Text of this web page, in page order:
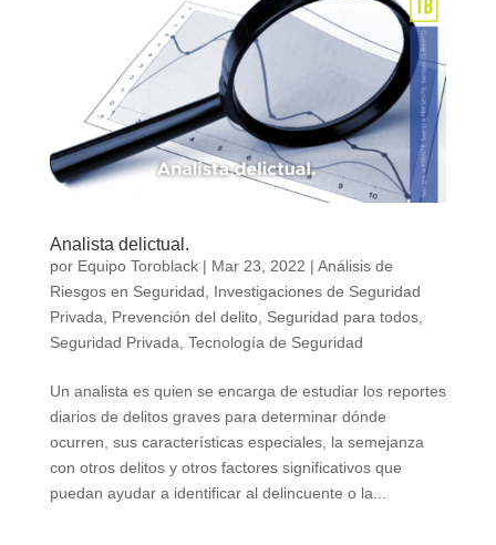
Analista delictual.
por Equipo Toroblack| Mar 23, 2022 | Análisis de
Riesgos en Seguridad, Investigaciones de Seguridad
Privada, Prevención del delito, Seguridad para todos,
Seguridad Privada, Tecnología de Seguridad
Un analista es quien se encarga de estudiar los reportes
diarios de delitos graves para determinar dónde
ocurren, sus características especiales, la semejanza
con otros delitos y otros factores significativos que
puedan ayudar a identificar al delincuente o la...